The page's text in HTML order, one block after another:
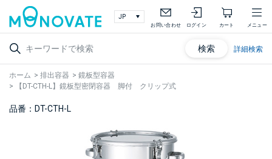
お問い合わせ ログイン カート メニュー
検索 詳細検索
ホーム > 排出容器 > 鏡板型容器
>
【DT-CTH-L】鏡板型密閉容器 脚付 クリップ式
品番：DT-CTH-L